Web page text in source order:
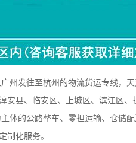
发往至杭州的物流货运专线，
安县、临安区、上城区、滨江区、
体的公路整车、零担运输、仓储
制化服务。